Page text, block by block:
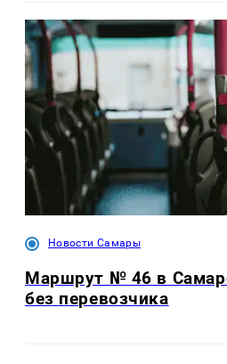
Новости Самары
Маршрут № 46 в
без перевозчика